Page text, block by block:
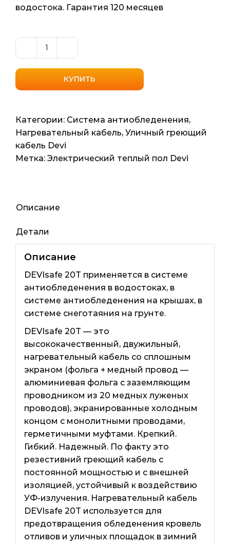
водостока. Гарантия 120 месяцев
Количество
товара
Система
антиобледенения
20T
(Дания)
8.7м2,
87мп,
КУПИТЬ
Категории: Система антиобледенения,
Нагревательный кабель, Уличный греющий
кабель Devi
Метка: Электрический теплый пол Devi
Описание
Детали
Описание
DEVIsafe 20T применяется в системе
антиобледенения в водостоках, в
системе антиобледенения на крышах, в
системе снеготаяния на грунте.
DEVIsafe 20T — это
высококачественный, двужильный,
нагревательный кабель со сплошным
экраном (фольга + медный провод —
алюминиевая фольга с заземляющим
проводником из 20 медных луженых
проводов), экранированные холодным
концом с монолитными проводами,
герметичными муфтами. Крепкий.
Гибкий. Надежный. По факту это
резестивний греющий кабель с
постоянной мощностью и с внешней
изоляцией, устойчивый к воздействию
УФ-излучения. Нагревательный кабель
DEVIsafe 20T используется для
предотвращения обледенения кровель
отливов и уличных площадок в зимний